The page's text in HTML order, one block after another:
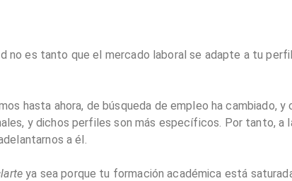
no es tanto que el mercado laboral se adapte a tu
hasta ahora, de búsqueda de empleo ha cambiado,
y dichos perfiles son más específicos. Por tanto, a
a él.
ya sea porque tu formación académica está